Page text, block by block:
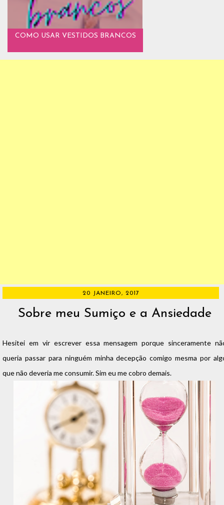
COMO USAR VESTIDOS BRANCOS
20 JANEIRO, 2017
Sobre meu Sumiço e a Ansiedade
Hesitei em vir escrever essa mensagem porque sinceramente
queria passar para ninguém minha decepção comigo mesma por
que não deveria me consumir. Sim eu me cobro demais.